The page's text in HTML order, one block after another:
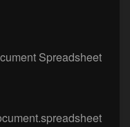
Spreadsheet